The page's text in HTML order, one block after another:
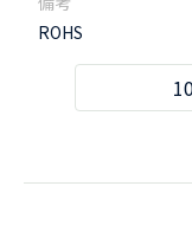
ROHS